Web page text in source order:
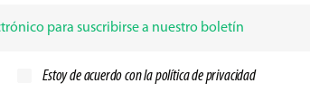
Estoy de acuerdo con lapolítica de privacidad